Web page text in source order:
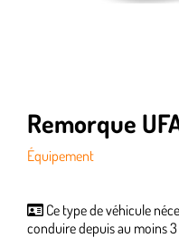
Remorque
Équipement
Ce type de véhicule
conduire depuis au moins